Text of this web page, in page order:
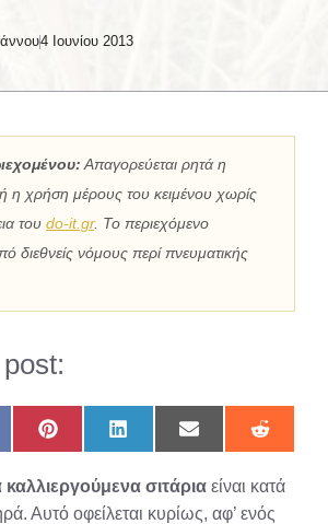
4 Ιουνίου 2013
Απαγορεύεται ρητά η
η χρήση μέρους του κειμένου χωρίς
του do-it.gr. Το περιεχόμενο
διεθνείς νόμους περί πνευματικής
Share
on
Share
on
Share
on
Share
on
σιτάρια είναι κατά
Αυτό οφείλεται κυρίως, αφ’ ενός